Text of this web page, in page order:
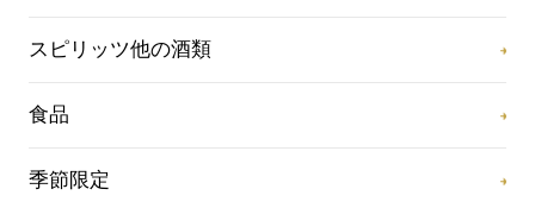
スピリッツ他の酒類
食品
季節限定